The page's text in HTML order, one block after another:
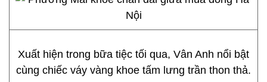
Xuất hiện trong bữa tiệc tối qua, Vân Anh nổi bật
cùng chiếc váy vàng khoe tấm lưng trần thon thả.